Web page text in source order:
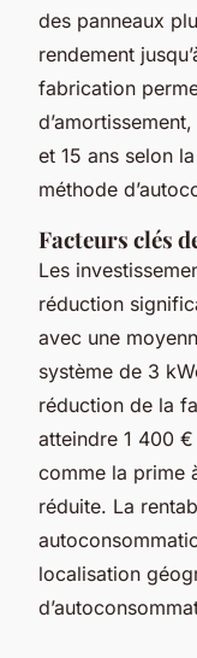
des panneaux
rendement
fabrication
et 15 ans selon
méthode
Facteurs clés
Les
réduction
avec une
système de 3
réduction de la
atteindre 1 400
comme la prime
réduite. La
localisation